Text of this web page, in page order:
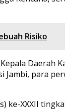
Risiko
Daerah
para
XXXII